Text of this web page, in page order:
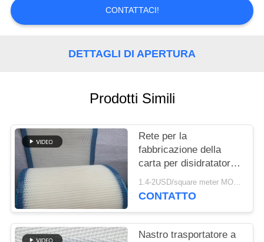
CITAZIONE
PRIVACY
POLICY
CONTATTACI!
DETTAGLI DI APERTURA
Prodotti Simili
Rete per la
fabbricazione della
carta per disidratatori,
Rete formata in
poliestere, Nastro a
polpa di lavaggio
1.4-2USD/square meter MOQ:meetr 1square
CONTATTO
Nastro trasportatore a